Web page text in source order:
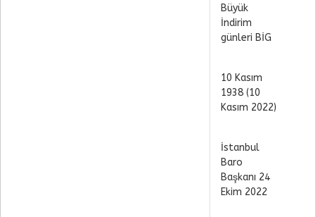
Büyük
İndirim
günleri BİG
10 Kasım
1938 (10
Kasım 2022)
İstanbul
Baro
Başkanı 24
Ekim 2022